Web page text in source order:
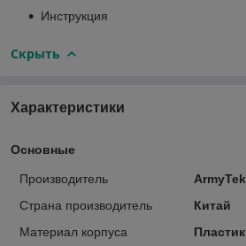
Инструкция
Скрыть
Характеристики
Основные
Производитель
ArmyTek
Страна производитель
Китай
Материал корпуса
Пластик